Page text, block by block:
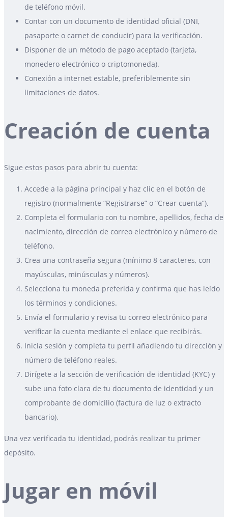
de teléfono móvil.
Contar con un documento de identidad oficial (DNI,
pasaporte o carnet de conducir) para la verificación.
Disponer de un método de pago aceptado (tarjeta,
monedero electrónico o criptomoneda).
Conexión a internet estable, preferiblemente sin
limitaciones de datos.
Creación de cuenta
Sigue estos pasos para abrir tu cuenta:
Accede a la página principal y haz clic en el botón de
registro (normalmente “Registrarse” o “Crear cuenta”).
Completa el formulario con tu nombre, apellidos, fecha de
nacimiento, dirección de correo electrónico y número de
teléfono.
Crea una contraseña segura (mínimo 8 caracteres, con
mayúsculas, minúsculas y números).
Selecciona tu moneda preferida y confirma que has leído
los términos y condiciones.
Envía el formulario y revisa tu correo electrónico para
verificar la cuenta mediante el enlace que recibirás.
Inicia sesión y completa tu perfil añadiendo tu dirección y
número de teléfono reales.
Dirígete a la sección de verificación de identidad (KYC) y
sube una foto clara de tu documento de identidad y un
comprobante de domicilio (factura de luz o extracto
bancario).
Una vez verificada tu identidad, podrás realizar tu primer
depósito.
Jugar en móvil